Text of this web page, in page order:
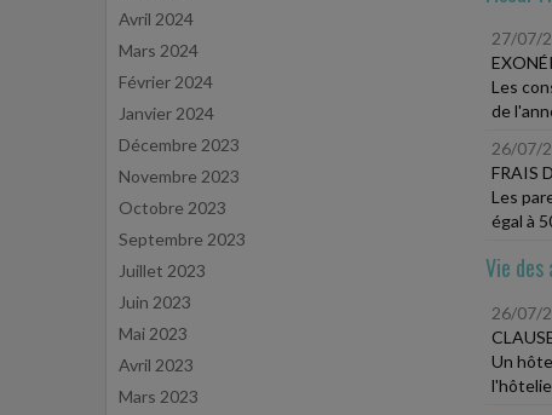
Avril 2024
Mars 2024
Février 2024
Janvier 2024
Décembre 2023
Novembre 2023
Octobre 2023
Septembre 2023
Juillet 2023
Juin 2023
Mai 2023
Avril 2023
Mars 2023
27/07/
Les
de
26/07/
FRAIS
Les
égal à
Vie
26/07/
Un